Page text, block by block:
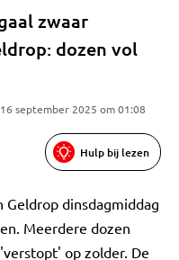
zwaar
dozen vol
september 2025 om 01:08
Hulp bij lezen
dinsdagmiddag
Meerdere dozen
op zolder. De